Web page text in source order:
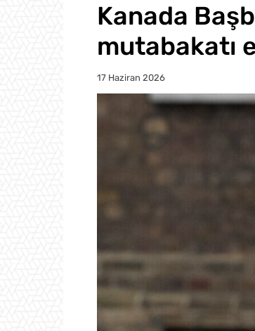
Kanada
mutabakatı
17 Haziran 2026